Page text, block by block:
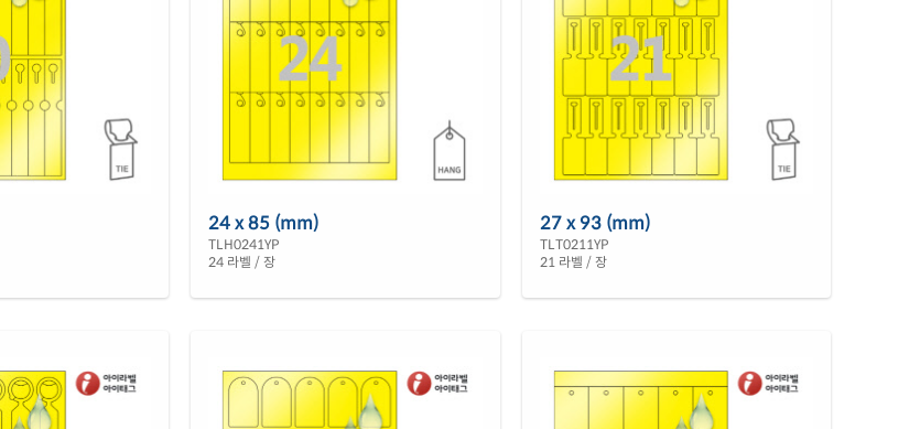
24 x 85 (mm)
TLH0241YP
24 라벨 / 장
27 x 93 (mm)
TLT0211YP
21 라벨 / 장